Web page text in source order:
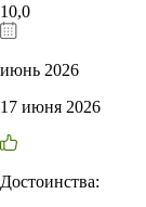
10,0
июнь 2026
17 июня 2026
Достоинства: